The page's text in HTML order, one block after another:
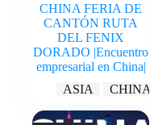
CHINA FERIA DE
CANTÓN RUTA
DEL FENIX
DORADO |Encuentro
empresarial en China|
ASIA
CHINA